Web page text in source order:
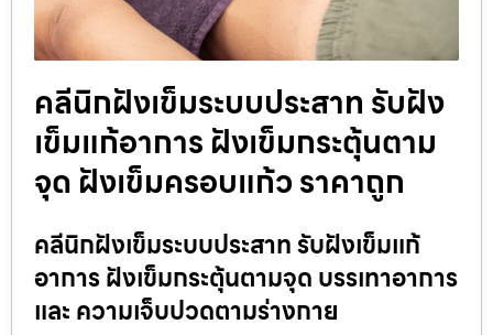
คลีนิกฝังเข็มระบบประสาท รับฝัง
เข็มแก้อาการ ฝังเข็มกระตุ้นตาม
จุด ฝังเข็มครอบแก้ว ราคาถูก
คลีนิกฝังเข็มระบบประสาท รับฝังเข็มแก้
อาการ ฝังเข็มกระตุ้นตามจุด บรรเทาอาการ
และ ความเจ็บปวดตามร่างกาย